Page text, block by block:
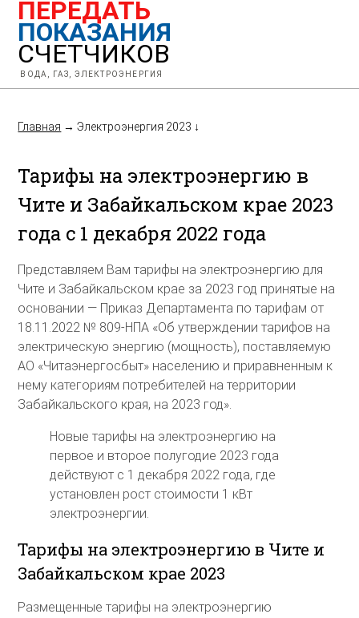
ПЕРЕДАТЬ
ПОКАЗАНИЯ
СЧЕТЧИКОВ
ВОДА, ГАЗ, ЭЛЕКТРОЭНЕРГИЯ
Главная →Электроэнергия 2023 ↓
Тарифы на электроэнергию в
Чите и Забайкальском крае 2023
года с 1 декабря 2022 года
Представляем Вам тарифы на электроэнергию для
Чите и Забайкальском крае за 2023 год принятые на
основании — Приказ Департамента по тарифам от
18.11.2022 № 809-НПА «Об утверждении тарифов на
электрическую энергию (мощность), поставляемую
АО «Читаэнергосбыт» населению и приравненным к
нему категориям потребителей на территории
Забайкальского края, на 2023 год».
Новые тарифы на электроэнергию на
первое и второе полугодие 2023 года
действуют с 1 декабря 2022 года, где
установлен рост стоимости 1 кВт
электроэнергии.
Тарифы на электроэнергию в Чите и
Забайкальском крае 2023
Размещенные тарифы на электроэнергию